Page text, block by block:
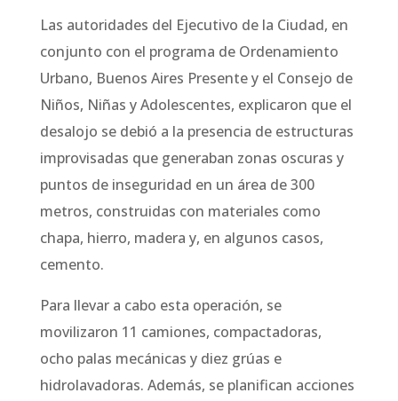
Las autoridades del Ejecutivo de la Ciudad, en
conjunto con el programa de Ordenamiento
Urbano, Buenos Aires Presente y el Consejo de
Niños, Niñas y Adolescentes, explicaron que el
desalojo se debió a la presencia de estructuras
improvisadas que generaban zonas oscuras y
puntos de inseguridad en un área de 300
metros, construidas con materiales como
chapa, hierro, madera y, en algunos casos,
cemento.
Para llevar a cabo esta operación, se
movilizaron 11 camiones, compactadoras,
ocho palas mecánicas y diez grúas e
hidrolavadoras. Además, se planifican acciones